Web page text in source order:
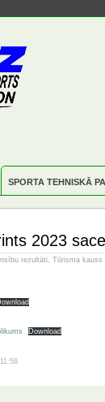
SPORTA TEHNISKĀ
2023
rezultāti, Tūrisma kauss
Download